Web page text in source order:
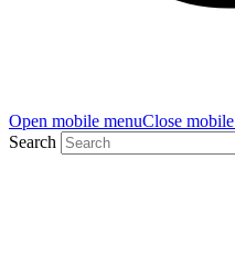
Open mobile menuClose
Search